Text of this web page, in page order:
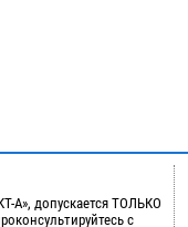
А», допускается ТОЛЬКО
с